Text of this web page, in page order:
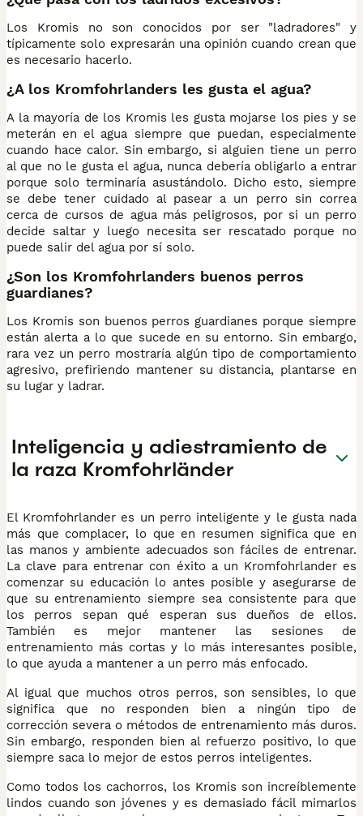
Los Kromis no son conocidos por ser "ladradores" y
típicamente solo expresarán una opinión cuando crean que
es necesario hacerlo.
¿A los Kromfohrlanders les gusta el agua?
A la mayoría de los Kromis les gusta mojarse los pies y se
meterán en el agua siempre que puedan, especialmente
cuando hace calor. Sin embargo, si alguien tiene un perro
al que no le gusta el agua, nunca debería obligarlo a entrar
porque solo terminaría asustándolo. Dicho esto, siempre
se debe tener cuidado al pasear a un perro sin correa
cerca de cursos de agua más peligrosos, por si un perro
decide saltar y luego necesita ser rescatado porque no
puede salir del agua por sí solo.
¿Son los Kromfohrlanders buenos perros
guardianes?
Los Kromis son buenos perros guardianes porque siempre
están alerta a lo que sucede en su entorno. Sin embargo,
rara vez un perro mostraría algún tipo de comportamiento
agresivo, prefiriendo mantener su distancia, plantarse en
su lugar y ladrar.
Inteligencia y adiestramiento de
la raza Kromfohrländer
El Kromfohrlander es un perro inteligente y le gusta nada
más que complacer, lo que en resumen significa que en
las manos y ambiente adecuados son fáciles de entrenar.
La clave para entrenar con éxito a un Kromfohrlander es
comenzar su educación lo antes posible y asegurarse de
que su entrenamiento siempre sea consistente para que
los perros sepan qué esperan sus dueños de ellos.
También es mejor mantener las sesiones de
entrenamiento más cortas y lo más interesantes posible,
lo que ayuda a mantener a un perro más enfocado.
Al igual que muchos otros perros, son sensibles, lo que
significa que no responden bien a ningún tipo de
corrección severa o métodos de entrenamiento más duros.
Sin embargo, responden bien al refuerzo positivo, lo que
siempre saca lo mejor de estos perros inteligentes.
Como todos los cachorros, los Kromis son increíblemente
lindos cuando son jóvenes y es demasiado fácil mimarlos